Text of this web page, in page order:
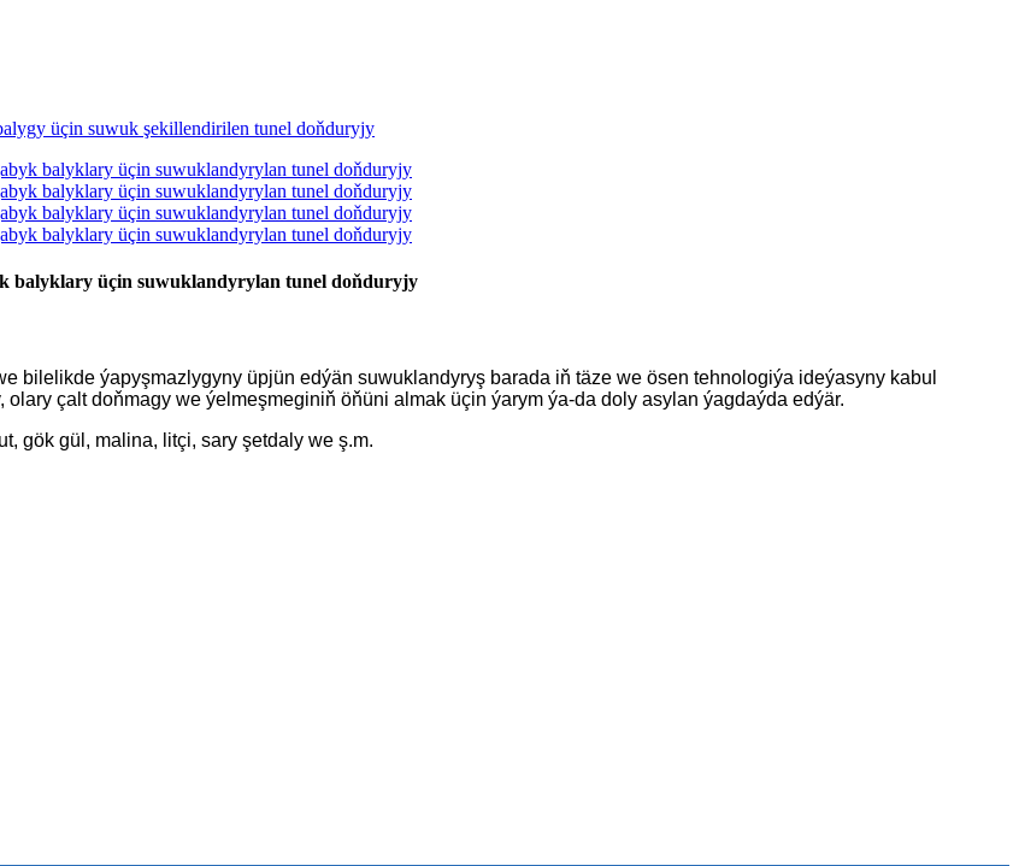
balyklary üçin suwuklandyrylan tunel doňduryjy
bilelikde ýapyşmazlygyny üpjün edýän suwuklandyryş barada iň täze we ösen tehnologiýa ideýasyny kabul
olary çalt doňmagy we ýelmeşmeginiň öňüni almak üçin ýarym ýa-da doly asylan ýagdaýda edýär.
gök gül, malina, litçi, sary şetdaly we ş.m.